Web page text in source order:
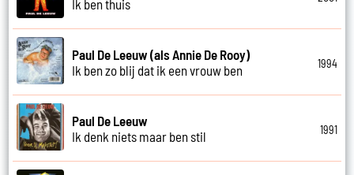
Ik ben thuis
Paul De Leeuw (als Annie De Rooy)
Ik ben zo blij dat ik een vrouw ben
1994
Paul De Leeuw
Ik denk niets maar ben stil
1991